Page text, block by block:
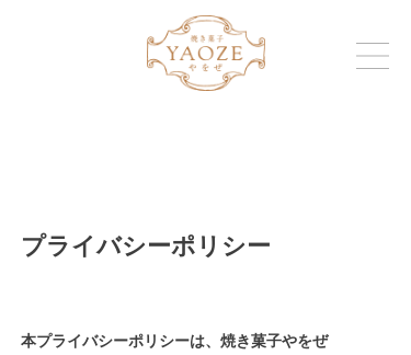
プライバシーポリシー
本プライバシーポリシーは、焼き菓子やをぜ